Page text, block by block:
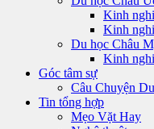
Kinh
Kinh
Du học Châu
Kinh
Góc tâm sự
Câu Chuyện
Tin tổng hợp
Mẹo Vặt Hay